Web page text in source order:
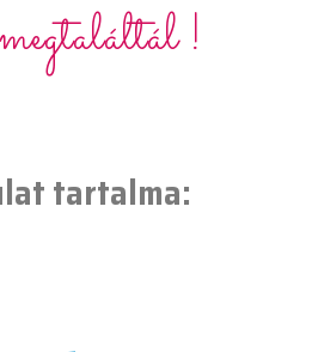
!
tartalma: